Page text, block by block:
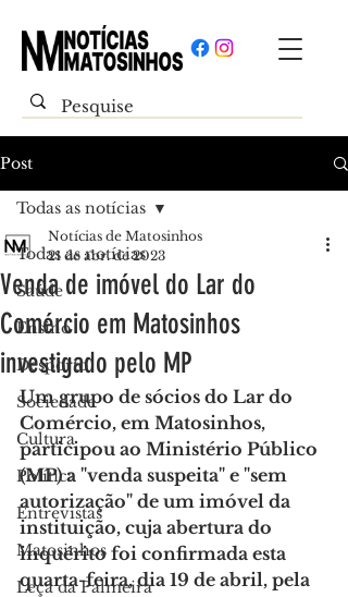
Post
Todas as notícias
Saúde
Ensino
Desporto
Sociedade
Cultura
Política
Entrevistas
Matosinhos
Leça da Palmeira
Todas as notícias
Venda de imóvel do Lar do
Comércio em Matosinhos
investigado pelo MP
Notícias de Matosinhos
21 de abr. de 2023
Um grupo de sócios do Lar do
Comércio, em Matosinhos,
participou ao Ministério Público
(MP) a "venda suspeita" e "sem
autorização" de um imóvel da
instituição, cuja abertura do
inquérito foi confirmada esta
quarta-feira, dia 19 de abril, pela